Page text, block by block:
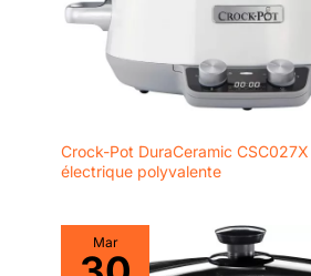
portions
pour les
Crock-Pot DuraCeramic
électrique polyvalente
Mar